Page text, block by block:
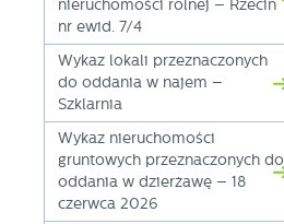
nieruchomości rolnej – Rzecin
nr ewid. 7/4
Wykaz lokali przeznaczonych
do oddania w najem –
Szklarnia
Wykaz nieruchomości
gruntowych przeznaczonych do
oddania w dzierżawę – 18
czerwca 2026